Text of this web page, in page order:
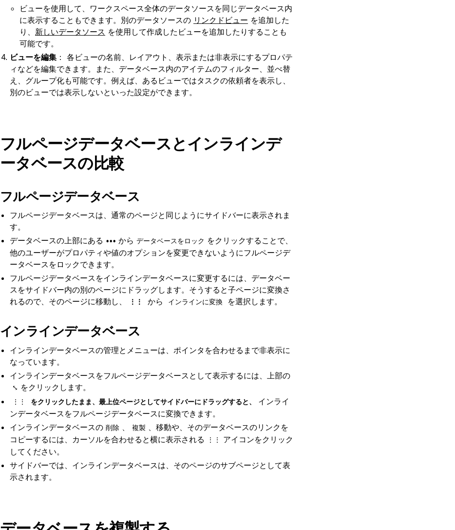
ビューを使用して、ワークスペース全体のデータソースを同じデータベース内
に表示することもできます。別のデータソースの リンクドビュー を追加した
り、 新しいデータソース を使用して作成したビューを追加したりすることも
可能です。
ビューを編集 ： 各ビューの名前、レイアウト、表示または非表示にするプロパテ
ィなどを編集できます。また、データベース内のアイテムのフィルター、並べ替
え、グループ化も可能です。例えば、あるビューではタスクの依頼者を表示し、
別のビューでは表示しないといった設定ができます。
フルページデータベースとインラインデ
ータベースの比較
フルページデータベース
フルページデータベースは、通常のページと同じようにサイドバーに表示されま
す。
データベースの上部にある ••• から データベースをロック をクリックすることで、
他のユーザーがプロパティや値のオプションを変更できないようにフルページデ
ータベースをロックできます。
フルページデータベースをインラインデータベースに変更するには、データベー
スをサイドバー内の別のページにドラッグします。そうすると子ページに変換さ
れるので、そのページに移動し、
⋮⋮ から インラインに変換 を選択します。
インラインデータベース
インラインデータベースの管理とメニューは、ポインタを合わせるまで非表示に
なっています。
インラインデータベースをフルページデータベースとして表示するには、上部の
⤡ をクリックします。
⋮⋮ をクリックしたまま、最上位ページとしてサイドバーにドラッグすると、
インライ
ンデータベースをフルページデータベースに変換できます。
インラインデータベースの 削除 複製
、移動や、そのデータベースのリンクを
コピーするには、カーソルを合わせると横に表示される
⋮⋮
アイコンをクリック
してください。
サイドバーでは、インラインデータベースは、そのページのサブページとして表
示されます。